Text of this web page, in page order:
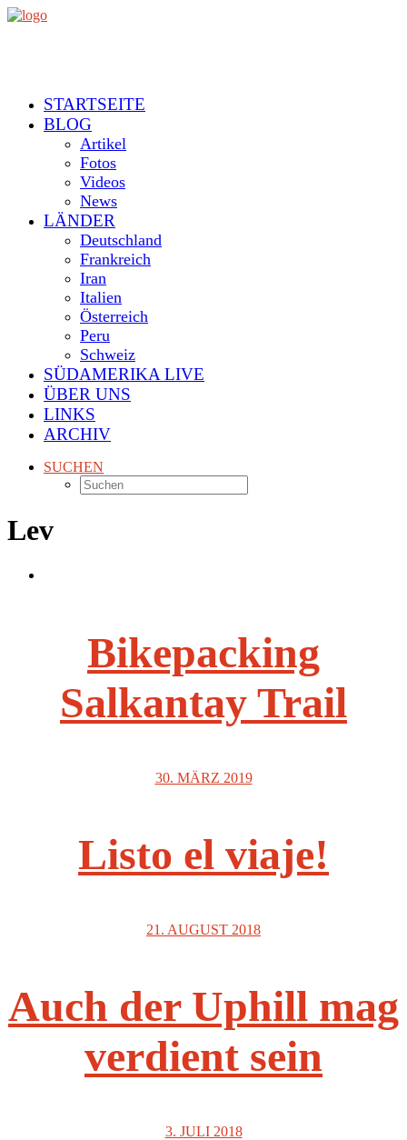
STARTSEITE
BLOG
Artikel
Fotos
Videos
News
LÄNDER
Deutschland
Frankreich
Iran
Italien
Österreich
Peru
Schweiz
SÜDAMERIKA LIVE
ÜBER UNS
LINKS
ARCHIV
SUCHEN
Lev
Bikepacking
Salkantay Trail
30. MÄRZ 2019
Listo el viaje!
21. AUGUST 2018
Auch der Uphill mag
verdient sein
3. JULI 2018